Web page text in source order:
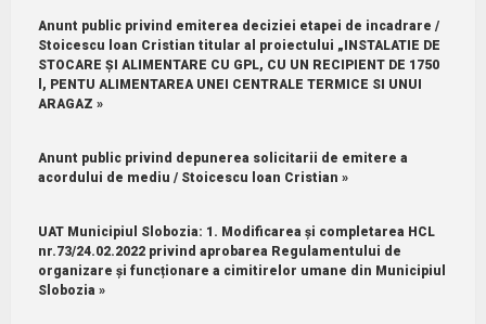
Anunt public privind emiterea deciziei etapei de incadrare /
Stoicescu loan Cristian titular al proiectului „INSTALATIE DE
STOCARE ȘI ALIMENTARE CU GPL, CU UN RECIPIENT DE 1750
l, PENTU ALIMENTAREA UNEI CENTRALE TERMICE SI UNUI
ARAGAZ »
Anunt public privind depunerea solicitarii de emitere a
acordului de mediu / Stoicescu loan Cristian »
UAT Municipiul Slobozia: 1.⁠ ⁠Modificarea și completarea HCL
nr.73/24.02.2022 privind aprobarea Regulamentului de
organizare și funcționare a cimitirelor umane din Municipiul
Slobozia »